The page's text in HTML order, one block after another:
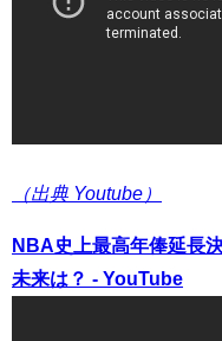
（出典 Youtube）
NBA史上最高年俸延長
未来は？ - YouTube